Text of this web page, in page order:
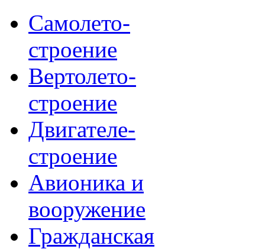
Самолето-
строение
Вертолето-
строение
Двигателе-
строение
Авионика и
вооружение
Гражданская